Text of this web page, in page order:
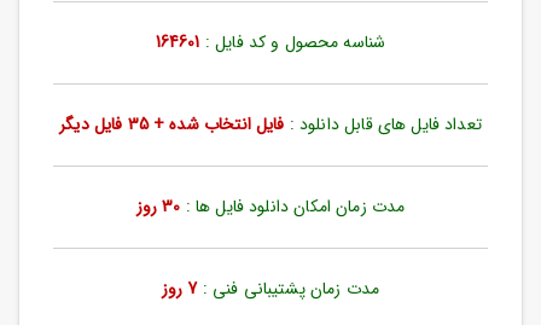
ورود
به
شناسه محصول و کد فایل : 164601
تعداد فایل های قابل دانلود : فایل انتخاب شده + 35 فایل دیگر
مدت زمان امکان دانلود فایل ها : 30 روز
مدت زمان پشتیبانی فنی :7 روز